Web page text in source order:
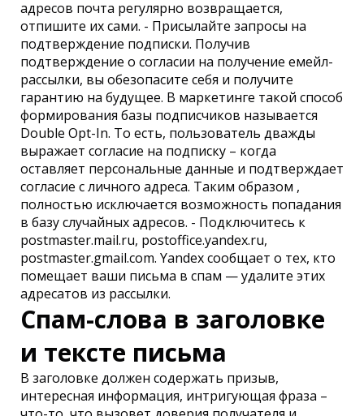
адресов почта регулярно возвращается,
отпишите их сами. - Присылайте запросы на
подтверждение подписки. Получив
подтверждение о согласии на получение емейл-
рассылки, вы обезопасите себя и получите
гарантию на будущее. В маркетинге такой способ
формирования базы подписчиков называется
Double Opt-In. То есть, пользователь дважды
выражает согласие на подписку – когда
оставляет персональные данные и подтверждает
согласие с личного адреса. Таким образом ,
полностью исключается возможность попадания
в базу случайных адресов. - Подключитесь к
postmaster.mail.ru, postoffice.yandex.ru,
postmaster.gmail.com. Yandex сообщает о тех, кто
помещает ваши письма в спам — удалите этих
адресатов из рассылки.
Спам-слова в заголовке
и тексте письма
В заголовке должен содержать призыв,
интересная информация, интригующая фраза –